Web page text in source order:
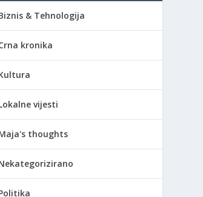
& Tehnologija
kronika
vijesti
thoughts